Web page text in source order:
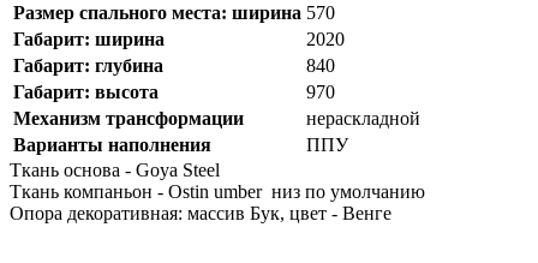
Размер спального места: ширина 570
Габарит: ширина
2020
Габарит: глубина
840
Габарит: высота
970
Механизм трансформации
нераскладной
Варианты наполнения
ППУ
Ткань основа - Goya Steel
Ткань компаньон - Ostin umber низ по умолчанию
Опора декоративная: массив Бук, цвет - Венге